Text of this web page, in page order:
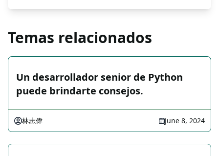
Temas relacionados
Un desarrollador senior de Python
puede brindarte consejos.
林志偉 June 8, 2024